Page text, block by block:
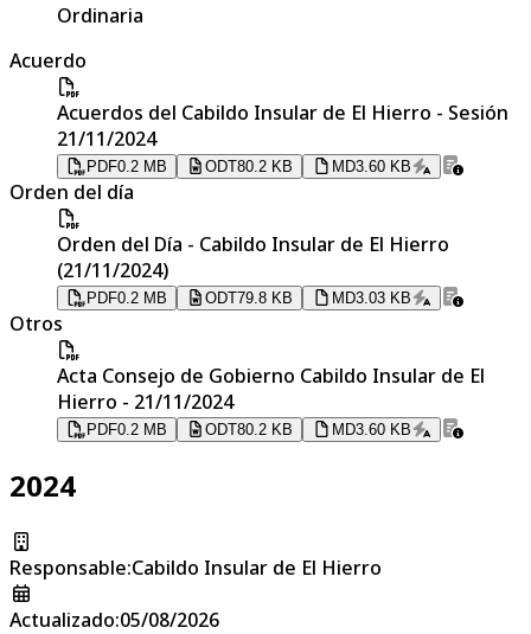
Ordinaria
Acuerdo
Acuerdos del Cabildo Insular de El Hierro - Sesión
21/11/2024
PDF0.2 MB ODT80.2 KB MD3.60 KB
Orden del día
Orden del Día - Cabildo Insular de El Hierro
(21/11/2024)
PDF0.2 MB ODT79.8 KB MD3.03 KB
Otros
Acta Consejo de Gobierno Cabildo Insular de El
Hierro - 21/11/2024
PDF0.2 MB ODT80.2 KB MD3.60 KB
2024
Responsable:Cabildo Insular de El Hierro
Actualizado:05/08/2026